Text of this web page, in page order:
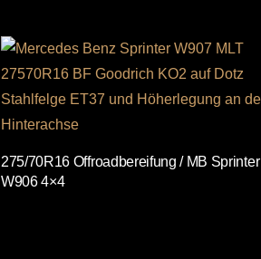
275/70R16 Offroadbereifung / MB Sprinter
W906 4×4